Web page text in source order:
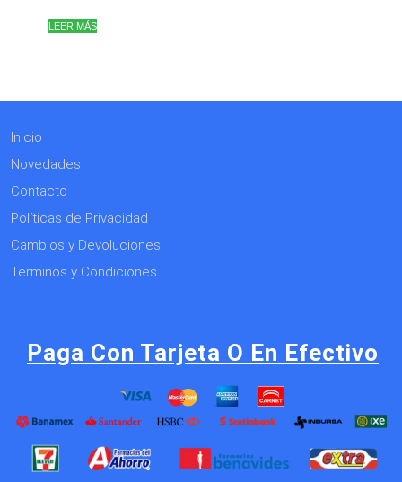
LEER MÁS
Inicio
Novedades
Contacto
Políticas de Privacidad
Cambios y Devoluciones
Terminos y Condiciones
Paga Con Tarjeta O En Efectivo